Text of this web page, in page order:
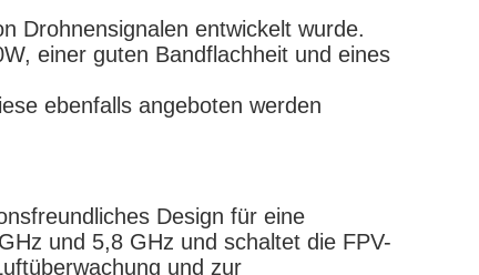
Drohnensignalen entwickelt wurde.
einer guten Bandflachheit und eines
ebenfalls angeboten werden
Design für eine
und 5,8 GHz und schaltet die FPV-
und zur